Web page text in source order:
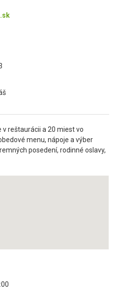
v reštaurácii a 20 miest vo
menu, nápoje a výber
posedení, rodinné oslavy,